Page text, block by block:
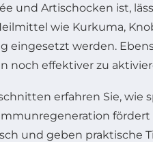
und Artischocken ist,
wie Kurkuma,
werden.
noch effektiver zu
erfahren Sie, wie
und geben praktische